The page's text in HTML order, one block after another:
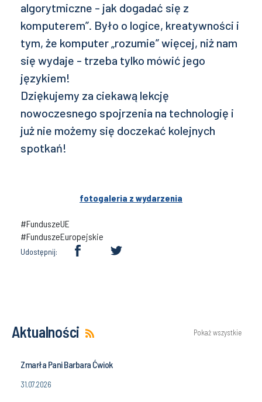
algorytmiczne - jak dogadać się z
komputerem”. Było o logice, kreatywności i
tym, że komputer „rozumie” więcej, niż nam
się wydaje - trzeba tylko mówić jego
językiem!
Dziękujemy za ciekawą lekcję
nowoczesnego spojrzenia na technologię i
już nie możemy się doczekać kolejnych
spotkań!
fotogaleria z wydarzenia
#FunduszeUE
#FunduszeEuropejskie
Udostępnij:
Aktualności Pokaż wszystkie
Zmarła Pani Barbara Ćwiok
31.07.2026